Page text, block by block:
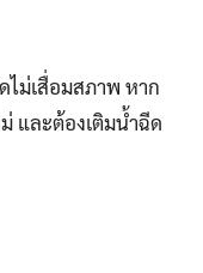
ม่เสื่อมสภาพ หาก
และต้องเติมน้ำฉีด